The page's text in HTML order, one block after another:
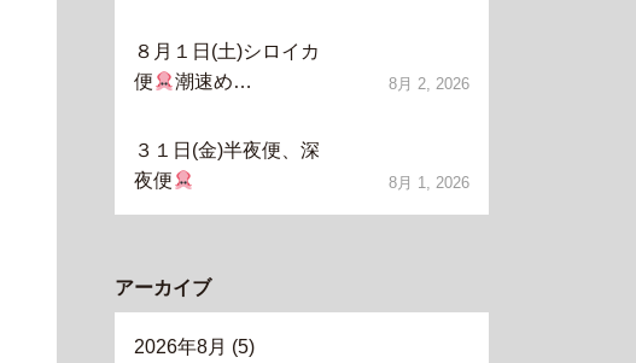
８月１日(土)シロイカ
便
潮速め… 8月 2, 2026
３１日(金)半夜便、深
夜便
8月 1, 2026
アーカイブ
2026年8月 (5)